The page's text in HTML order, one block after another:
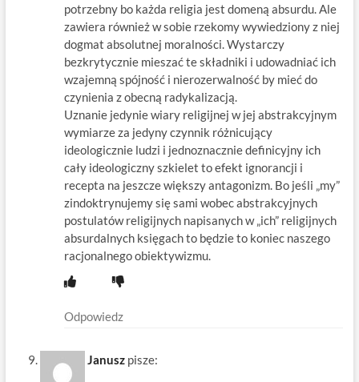
potrzebny bo każda religia jest domeną absurdu. Ale
zawiera również w sobie rzekomy wywiedziony z niej
dogmat absolutnej moralności. Wystarczy
bezkrytycznie mieszać te składniki i udowadniać ich
wzajemną spójność i nierozerwalność by mieć do
czynienia z obecną radykalizacją.
Uznanie jedynie wiary religijnej w jej abstrakcyjnym
wymiarze za jedyny czynnik różnicujący
ideologicznie ludzi i jednoznacznie definicyjny ich
cały ideologiczny szkielet to efekt ignorancji i
recepta na jeszcze większy antagonizm. Bo jeśli „my”
zindoktrynujemy się sami wobec abstrakcyjnych
postulatów religijnych napisanych w „ich” religijnych
absurdalnych księgach to będzie to koniec naszego
racjonalnego obiektywizmu.
Odpowiedz
Janusz pisze: